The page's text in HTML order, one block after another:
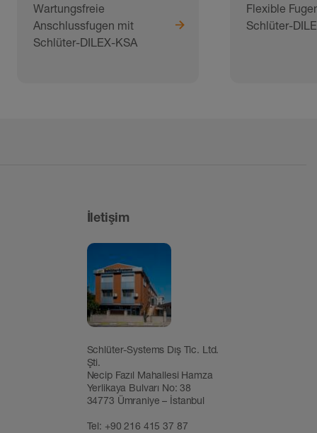
Wartungsfreie
Anschlussfugen mit
Schlüter-DILEX-KSA
Flexible
Schlüter-
İletişim
Schlüter-Systems Dış Tic. Ltd.
Şti.
Necip Fazıl Mahallesi Hamza
Yerlikaya Bulvarı No: 38
34773 Ümraniye – İstanbul
Tel: +90 216 415 37 87